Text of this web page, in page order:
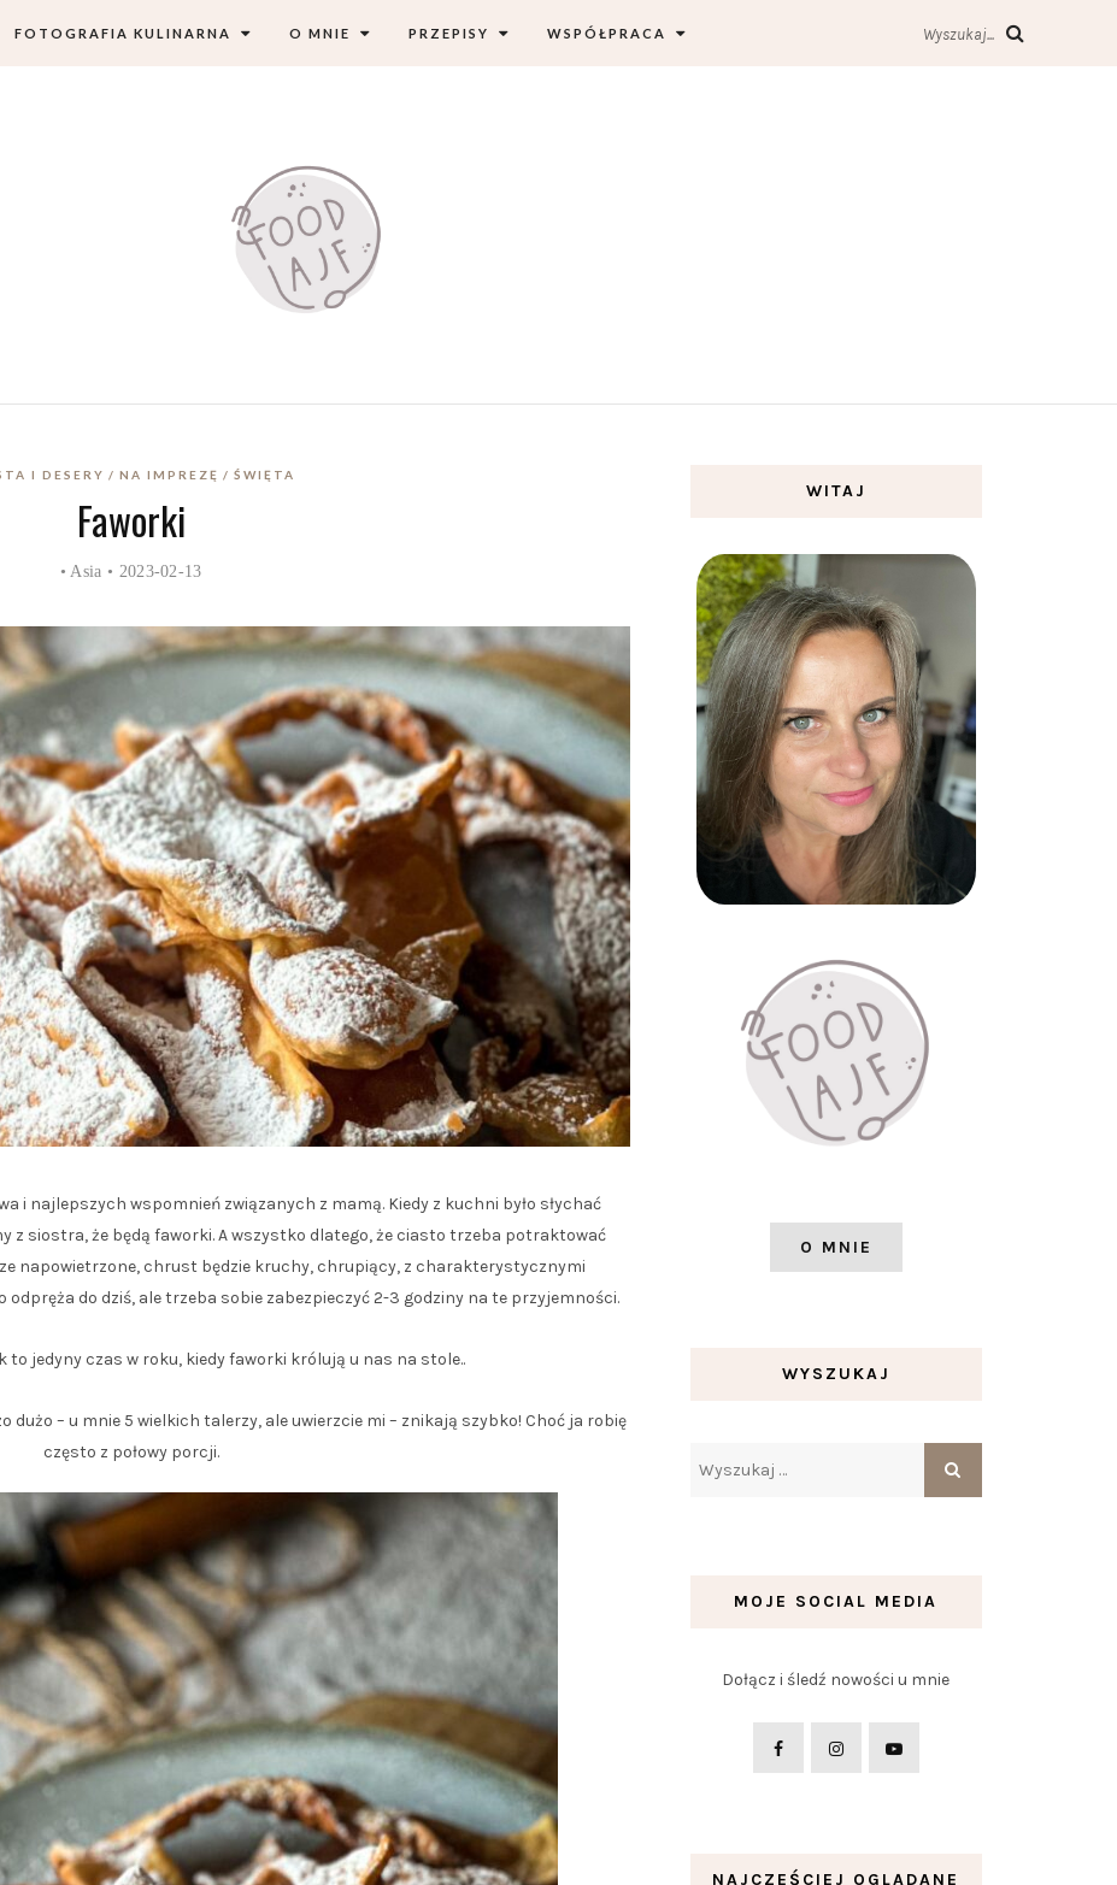
FOTOGRAFIA KULINARNA O MNIE PRZEPISY WSPÓŁPRACA Wyszukaj...
I DESERY NA IMPREZĘ ŚWIĘTA
Faworki
•Asia • 2023-02-13
i najlepszych wspomnień związanych z mamą. Kiedy z kuchni było słychać
z siostra, że będą faworki. A wszystko dlatego, że ciasto trzeba potraktować
napowietrzone, chrust będzie kruchy, chrupiący, z charakterystycznymi
odpręża do dziś, ale trzeba sobie zabezpieczyć 2-3 godziny na te przyjemności.
to jedyny czas w roku, kiedy faworki królują u nas na stole..
dużo – u mnie 5 wielkich talerzy, ale uwierzcie mi – znikają szybko! Choć ja robię
często z połowy porcji.
WITAJ
O MNIE
WYSZUKAJ
MOJE SOCIAL MEDIA
Dołącz i śledź nowości u mnie
NAJCZEŚCIEJ OGLĄDANE